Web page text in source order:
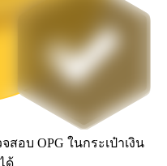
สอบ OPG ในกระเป๋าเงิน
ด้